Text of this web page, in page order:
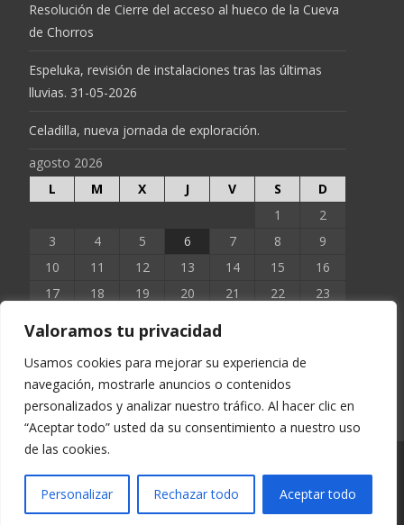
Valoramos tu privacidad
Usamos cookies para mejorar su experiencia de
navegación, mostrarle anuncios o contenidos
personalizados y analizar nuestro tráfico. Al hacer clic en
“Aceptar todo” usted da su consentimiento a nuestro uso
de las cookies.
Personalizar Rechazar todo Aceptar todo
Resolución de Cierre del acceso al hueco de la Cueva
de Chorros
Espeluka, revisión de instalaciones tras las últimas
lluvias. 31-05-2026
Celadilla, nueva jornada de exploración.
agosto 2026
L
M X J V S
D
1
2
3
4 5 6 7 8
9
10
11 12 13 14 15
16
17
18 19 20 21 22
23
« Jun
Copyright © EXTOPOCIEN 2023
Funciona con WordPress, temai-excelpor TemplatesNext.